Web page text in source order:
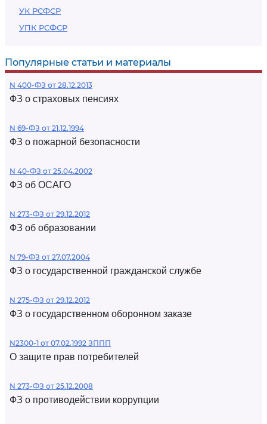
УК РСФСР
УПК РСФСР
Популярные статьи и материалы
N 400-ФЗ от 28.12.2013
ФЗ о страховых пенсиях
N 69-ФЗ от 21.12.1994
ФЗ о пожарной безопасности
N 40-ФЗ от 25.04.2002
ФЗ об ОСАГО
N 273-ФЗ от 29.12.2012
ФЗ об образовании
N 79-ФЗ от 27.07.2004
ФЗ о государственной гражданской службе
N 275-ФЗ от 29.12.2012
ФЗ о государственном оборонном заказе
N2300-1 от 07.02.1992 ЗППП
О защите прав потребителей
N 273-ФЗ от 25.12.2008
ФЗ о противодействии коррупции